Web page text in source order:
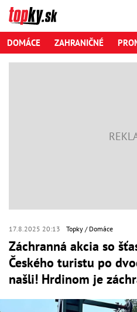
DOMÁCE ZAHRANIČNÉ
17.8.2025 20:13 Topky Domáce
Záchranná akcia so
Českého turistu po
našli! Hrdinom je